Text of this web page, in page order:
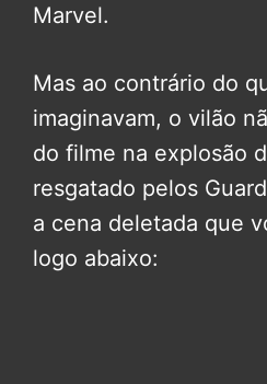
Marvel.
Mas ao contrário do
imaginavam, o vilão
do filme na explosão
resgatado pelos
a cena deletada que
logo abaixo: